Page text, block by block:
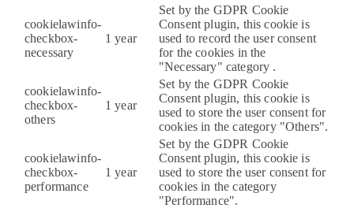
cookielawinfo-
checkbox-
necessary
1 year
Set by the GDPR Cookie
Consent plugin, this cookie is
used to record the user consent
for the cookies in the
"Necessary" category .
cookielawinfo-
checkbox-
others
1 year
Set by the GDPR Cookie
Consent plugin, this cookie is
used to store the user consent for
cookies in the category "Others".
cookielawinfo-
checkbox-
performance
1 year
Set by the GDPR Cookie
Consent plugin, this cookie is
used to store the user consent for
cookies in the category
"Performance".